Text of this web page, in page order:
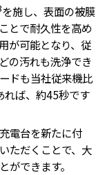
を施し、表面の被膜
とで耐久性を高め
が可能となり、従
の汚れも洗浄でき
ドも当社従来機比
れば、約45秒です
電台を新たに付
ただくことで、大
できます。